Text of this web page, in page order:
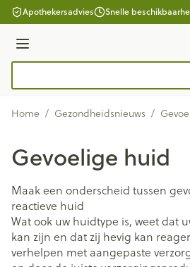
Ga naar de inhoud
Apothekersadvies Snelle
Menu
Home / Gezondheidsnieuws /
Gevoelige huid
Maak een onderscheid tussen
reactieve huid
Wat ook uw huidtype is, weet dat
kan zijn en dat zij hevig kan
verhelpen met aangepaste